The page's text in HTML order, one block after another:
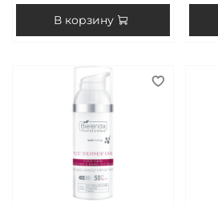
В корзину